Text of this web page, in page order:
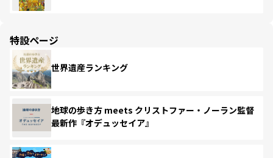
特設ページ
世界遺産ランキング
地球の歩き方 meets クリストファー・ノーラン監督
最新作『オデュッセイア』